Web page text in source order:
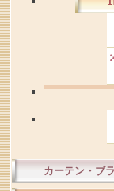
カーテン・ブ